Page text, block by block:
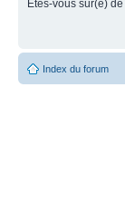
Êtes-vous sûr(e)
Index du forum